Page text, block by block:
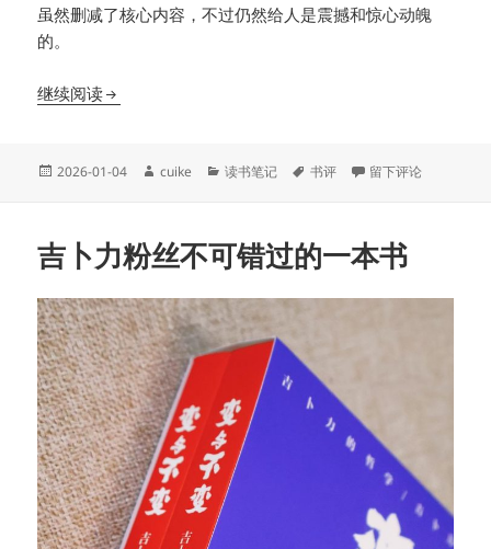
虽然删减了核心内容，不过仍然给人是震撼和惊心动魄
的。
继续阅读《艰难一日》：揭秘击毙拉登背后的隐秘故事
发
2026-01-04
作
cuike
分
读书笔记
标
书评 于《艰难一日》：
留下评论
吉卜力粉丝不可错过的一本书